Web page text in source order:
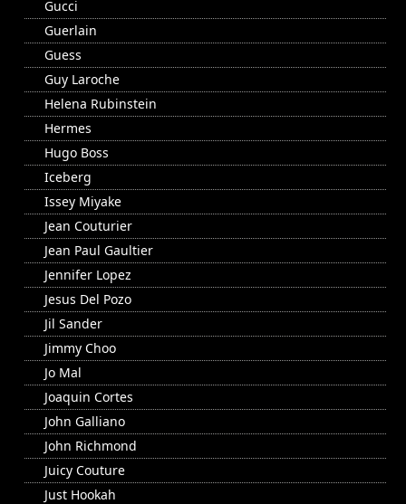
Gucci
Guerlain
Guess
Guy Laroche
Helena Rubinstein
Hermes
Hugo Boss
Iceberg
Issey Miyake
Jean Couturier
Jean Paul Gaultier
Jennifer Lopez
Jesus Del Pozo
Jil Sander
Jimmy Choo
Jo Mal
Joaquin Cortes
John Galliano
John Richmond
Juicy Couture
Just Hookah